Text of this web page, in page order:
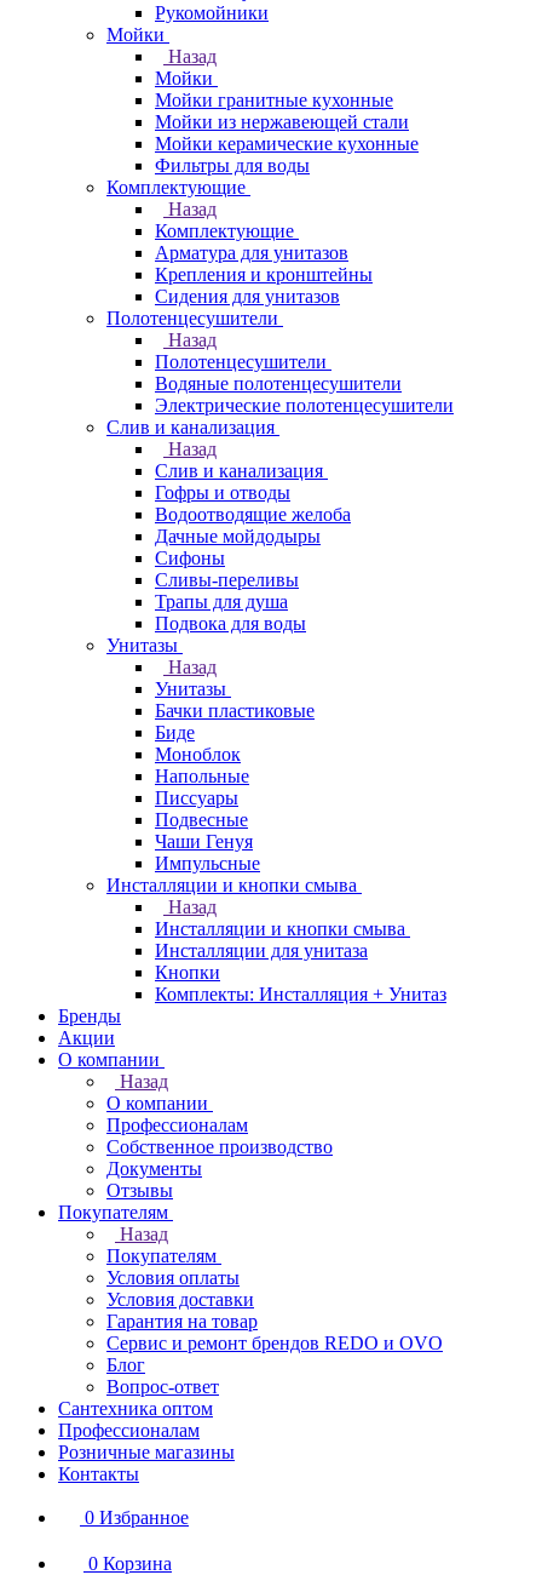
Рукомойники
Мойки
Назад
Мойки
Мойки гранитные кухонные
Мойки из нержавеющей стали
Мойки керамические кухонные
Фильтры для воды
Комплектующие
Назад
Комплектующие
Арматура для унитазов
Крепления и кронштейны
Сидения для унитазов
Полотенцесушители
Назад
Полотенцесушители
Водяные полотенцесушители
Электрические полотенцесушители
Слив и канализация
Назад
Слив и канализация
Гофры и отводы
Водоотводящие желоба
Дачные мойдодыры
Сифоны
Сливы-переливы
Трапы для душа
Подвока для воды
Унитазы
Назад
Унитазы
Бачки пластиковые
Биде
Моноблок
Напольные
Писсуары
Подвесные
Чаши Генуя
Импульсные
Инсталляции и кнопки смыва
Назад
Инсталляции и кнопки смыва
Инсталляции для унитаза
Кнопки
Комплекты: Инсталляция + Унитаз
Бренды
Акции
О компании
Назад
О компании
Профессионалам
Собственное производство
Документы
Отзывы
Покупателям
Назад
Покупателям
Условия оплаты
Условия доставки
Гарантия на товар
Сервис и ремонт брендов REDO и OVO
Блог
Вопрос-ответ
Сантехника оптом
Профессионалам
Розничные магазины
Контакты
0 Избранное
0 Корзина